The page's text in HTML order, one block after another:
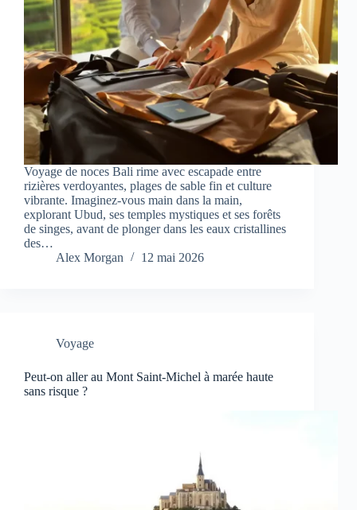
Voyage de noces Bali rime avec escapade entre
rizières verdoyantes, plages de sable fin et culture
vibrante. Imaginez-vous main dans la main,
explorant Ubud, ses temples mystiques et ses forêts
de singes, avant de plonger dans les eaux cristallines
des…
Alex Morgan
12 mai 2026
Voyage
Peut-on aller au Mont Saint-Michel à marée haute
sans risque ?